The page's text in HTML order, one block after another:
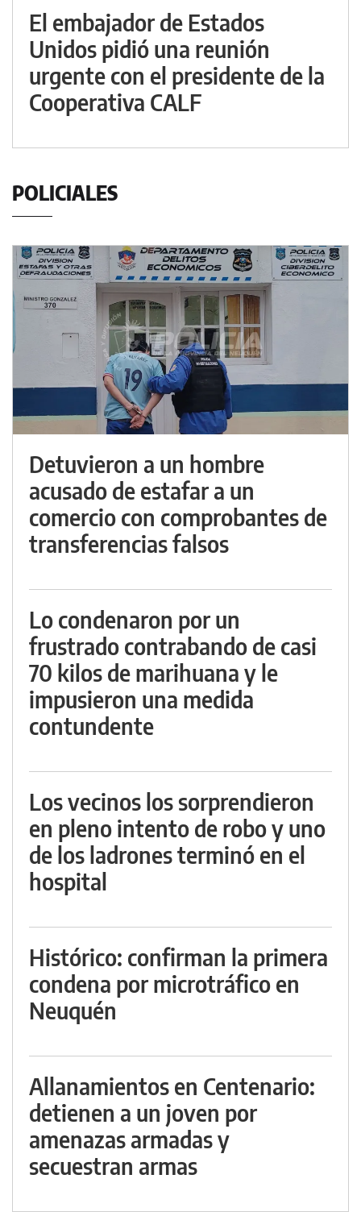
El embajador de Estados
Unidos pidió una reunión
urgente con el presidente de la
Cooperativa CALF
POLICIALES
Detuvieron a un hombre
acusado de estafar a un
comercio con comprobantes de
transferencias falsos
Lo condenaron por un
frustrado contrabando de casi
70 kilos de marihuana y le
impusieron una medida
contundente
Los vecinos los sorprendieron
en pleno intento de robo y uno
de los ladrones terminó en el
hospital
Histórico: confirman la primera
condena por microtráfico en
Neuquén
Allanamientos en Centenario:
detienen a un joven por
amenazas armadas y
secuestran armas